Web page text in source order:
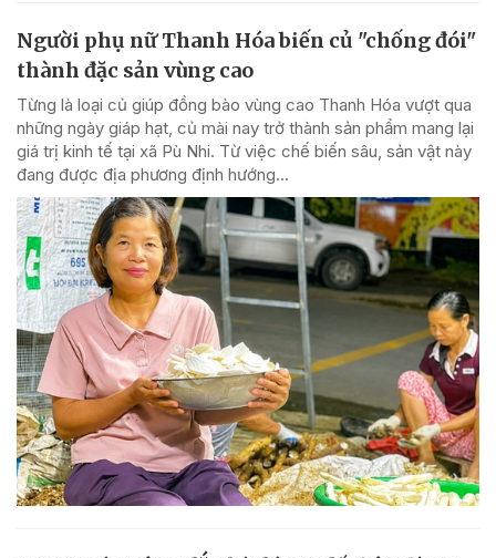
Người phụ nữ Thanh Hóa biến củ "chống đói"
thành đặc sản vùng cao
Từng là loại củ giúp đồng bào vùng cao Thanh Hóa vượt qua
những ngày giáp hạt, củ mài nay trở thành sản phẩm mang lại
giá trị kinh tế tại xã Pù Nhi. Từ việc chế biến sâu, sản vật này
đang được địa phương định hướng...